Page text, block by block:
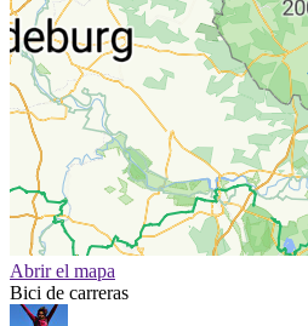
Abrir el mapa
Bici de carreras